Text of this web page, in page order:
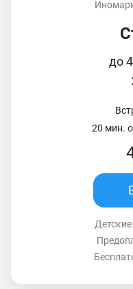
до
20 мин.